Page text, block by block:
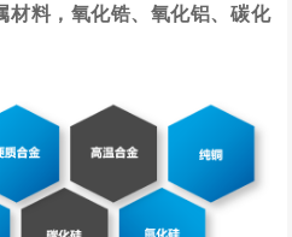
材料，氧化锆、氧化铝、碳化